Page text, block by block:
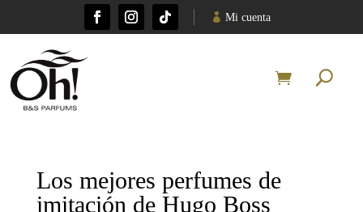
Mi cuenta
Los mejores perfumes de
imitación de Hugo Boss